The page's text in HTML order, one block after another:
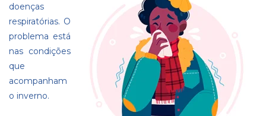
doenças
respiratórias. O
problema está
nas condições
que
acompanham
o inverno.